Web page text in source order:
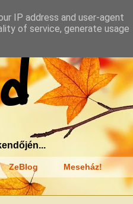
ZeBlog Meseház!
IP address and user-agent
of service, generate usage